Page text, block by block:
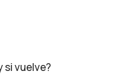
si vuelve?